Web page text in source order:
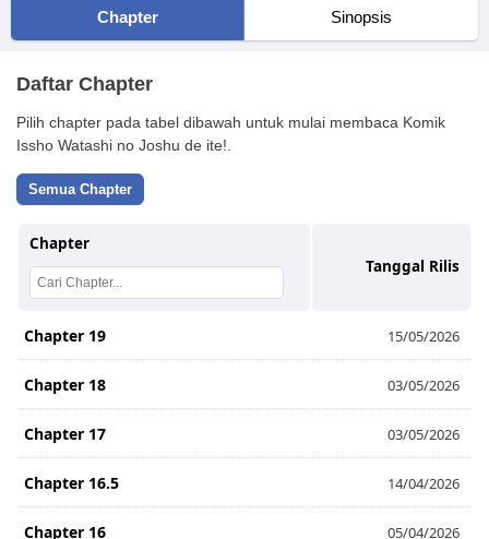
Chapter Sinopsis
Daftar Chapter
Pilih chapter pada tabel dibawah untuk mulai membaca Komik
Issho Watashi no Joshu de ite!.
Semua Chapter
Chapter
Tanggal Rilis
Chapter 19 15/05/2026
Chapter 18 03/05/2026
Chapter 17 03/05/2026
Chapter 16.5 14/04/2026
Chapter 16 05/04/2026